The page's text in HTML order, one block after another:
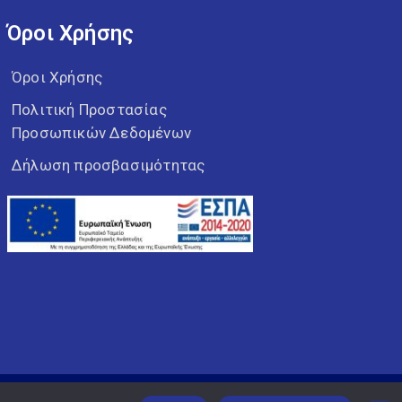
Όροι Χρήσης
Όροι Χρήσης
Πολιτική Προστασίας
Προσωπικών Δεδομένων
Δήλωση προσβασιμότητας